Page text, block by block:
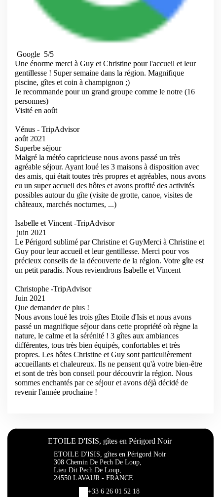
Google 5/5
Une énorme merci à Guy et Christine pour l'accueil et leur
gentillesse ! Super semaine dans la région. Magnifique
piscine, gîtes et coin à champignon ;)
Je recommande pour un grand groupe comme le notre (16
personnes)
Visité en août
Vénus - TripAdvisor
août 2021
Superbe séjour
Malgré la météo capricieuse nous avons passé un très
agréable séjour. Ayant loué les 3 maisons à disposition avec
des amis, qui était toutes très propres et agréables, nous avons
eu un super accueil des hôtes et avons profité des activités
possibles autour du gîte (visite de grotte, canoe, visites de
châteaux, marchés nocturnes, ...)
Isabelle et Vincent -TripAdvisor
juin 2021
Le Périgord sublimé par Christine et GuyMerci à Christine et
Guy pour leur accueil et leur gentillesse. Merci pour vos
précieux conseils de la découverte de la région. Votre gîte est
un petit paradis. Nous reviendrons Isabelle et Vincent
Christophe -TripAdvisor
Juin 2021
Que demander de plus !
Nous avons loué les trois gîtes Etoile d'Isis et nous avons
passé un magnifique séjour dans cette propriété où règne la
nature, le calme et la sérénité ! 3 gîtes aux ambiances
différentes, tous très bien équipés, confortables et très
propres. Les hôtes Christine et Guy sont particulièrement
accueillants et chaleureux. Ils ne pensent qu'à votre bien-être
et sont de très bon conseil pour découvrir la région. Nous
sommes enchantés par ce séjour et avons déjà décidé de
revenir l'année prochaine !
ETOILE D'ISIS, gîtes en Périgord Noir
ETOILE D'ISIS, gîtes en Périgord Noir
308 Chemin De Pech De Loup,
Lieu Dit Pech De Loup,
24550 LAVAUR - FRANCE
+33 6 26 01 52 18